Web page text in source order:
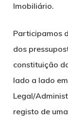
Imobiliário.
Participamos
dos
constituição
lado a lado
Legal/
registo de